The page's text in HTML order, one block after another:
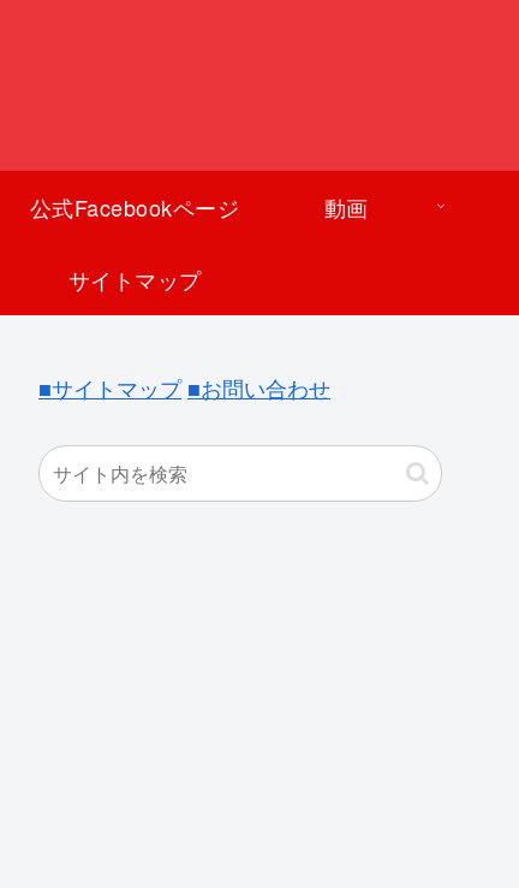
公式Facebookページ 動画
サイトマップ
■サイトマップ ■お問い合わせ